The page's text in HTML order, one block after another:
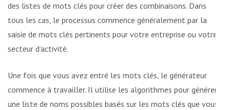
des listes de mots clés pour créer des combinaisons. Dans
tous les cas, le processus commence généralement par la
saisie de mots clés pertinents pour votre entreprise ou votre
secteur d’activité.
Une fois que vous avez entré les mots clés, le générateur
commence à travailler. Il utilise les algorithmes pour générer
une liste de noms possibles basés sur les mots clés que vous